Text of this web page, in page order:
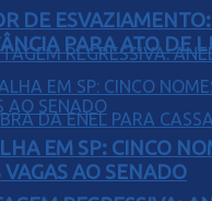
DE
PARA ATO DE
EM SP: CINCO
VAGAS AO SENADO